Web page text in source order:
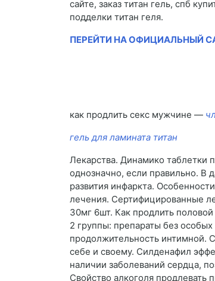
сайте, заказ титан гель, спб
подделки титан геля.
ПЕРЕЙТИ НА ОФИЦИАЛЬНЫЙ
как продлить секс мужчине —
гель для ламината титан
Лекарства. Динамико таблетки
однозначно, если правильно. В
развития инфаркта.
лечения. Сертифицированные
30мг 6шт. Как продлить
2 группы: препараты без
продолжительность интимной.
себе и своему. Силденафил
наличии заболеваний сердца,
Свойство алкоголя продлевать